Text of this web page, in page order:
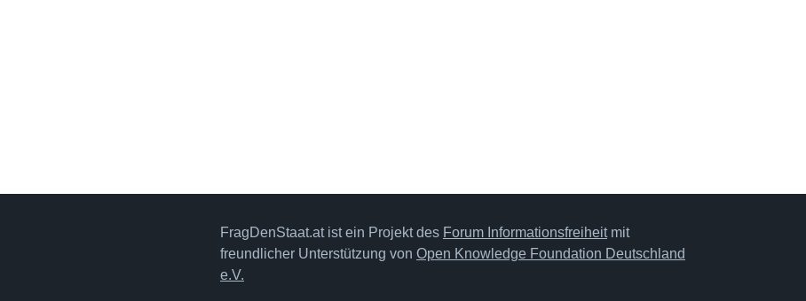
FragDenStaat.at ist ein Projekt des Forum Informationsfreiheitmit
freundlicher Unterstützung von Open Knowledge Foundation Deutschland
e.V.